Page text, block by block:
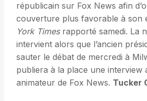
républicain sur Fox News afin
couverture plus favorable à son
York Timesrapporté samedi. La
intervient alors que l’ancien
sauter le débat de mercredi à
publiera à la place une interview
animateur de Fox News. Tucker